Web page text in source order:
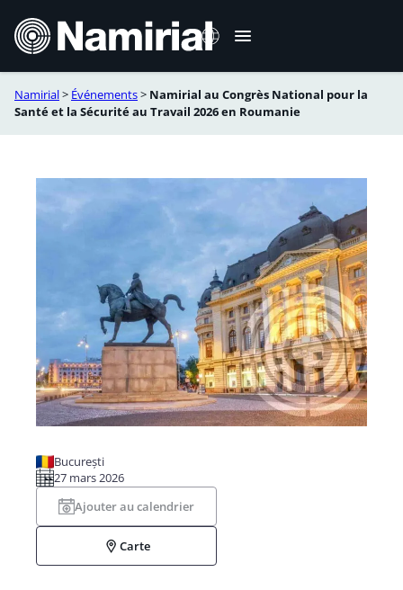
contenu
Italiano
Română
Português
Namirial> Événements> Namirial au Congrès National pour la
Santé et la Sécurité au Travail 2026 en Roumanie
27 mars 2026
București
Ajouter au calendrier
Carte